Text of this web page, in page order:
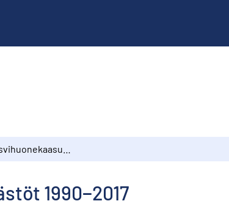
1990−2017